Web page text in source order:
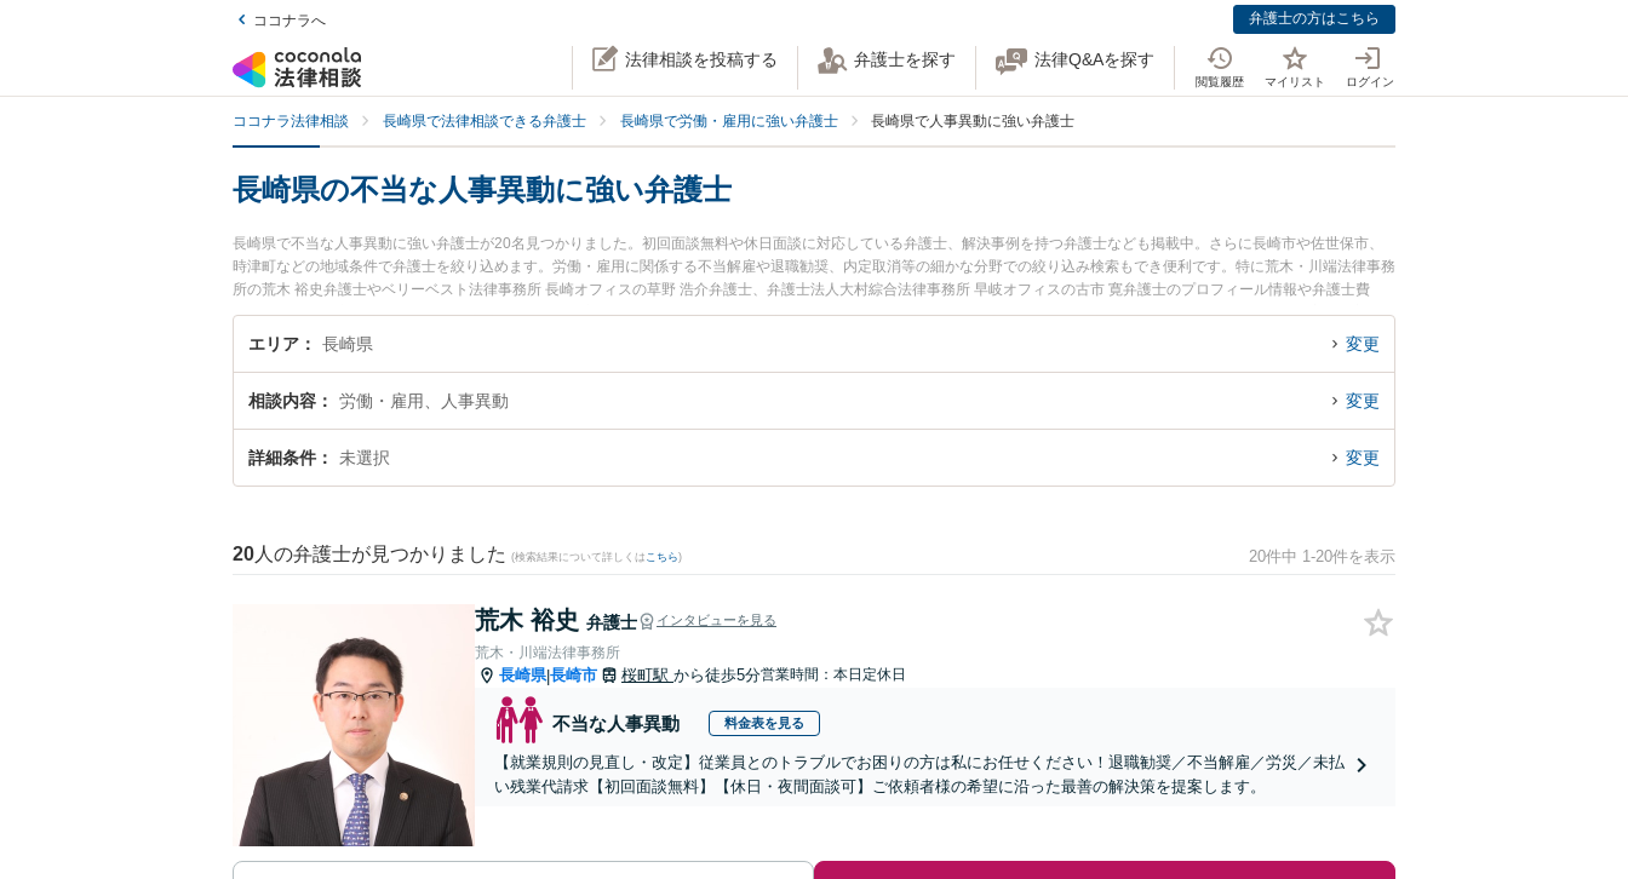
ココナラへ 弁護士の方はこちら
法律相談を投稿する 弁護士を探す 法律Q&Aを探す
閲覧履歴 マイリスト ログイン
ココナラ法律相談 長崎県で法律相談できる弁護士 長崎県で労働・雇用に強い弁護士 長崎県で人事異動に強い弁護士
長崎県の不当な人事異動に強い弁護士
長崎県で不当な人事異動に強い弁護士が20名見つかりました。初回面談無料や休日面談に対応している弁護士、解決事例を持つ弁護士なども掲載中。さらに長崎市や佐世保市、
時津町などの地域条件で弁護士を絞り込めます。労働・雇用に関係する不当解雇や退職勧奨、内定取消等の細かな分野での絞り込み検索もでき便利です。特に荒木・川端法律事務
所の荒木 裕史弁護士やベリーベスト法律事務所 長崎オフィスの草野 浩介弁護士、弁護士法人大村綜合法律事務所 早岐オフィスの古市 寛弁護士のプロフィール情報や弁護士費
用、強みなどが注目されています。『長崎県で土日や夜間に発生した不当な人事異動のトラブルを今すぐに弁護士に相談したい』『不当な人事異動のトラブル解決の実績豊富な近
くの弁護士を検索したい』『初回相談無料で不当な人事異動を法律相談できる長崎県内の弁護士に相談予約したい』などでお困りの相談者さんにおすすめです。
エリア 長崎県 変更
相談内容 労働・雇用、人事異動 変更
詳細条件 未選択 変更
20 人の弁護士が見つかりました (検索結果について詳しくは こちら) 20件中 1-20件を表示
荒木 裕史 弁護士 インタビューを見る
荒木・川端法律事務所
長崎県|長崎市 桜町駅 から徒歩5分営業時間：本日定休日
不当な人事異動 料金表を見る
【就業規則の見直し・改定】従業員とのトラブルでお困りの方は私にお任せください！退職勧奨／不当解雇／労災／未払
い残業代請求【初回面談無料】【休日・夜間面談可】ご依頼者様の希望に沿った最善の解決策を提案します。